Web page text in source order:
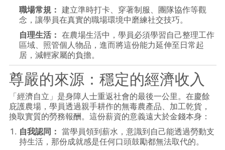
職場常規： 建立準時打卡、穿著制服、團隊協作等觀
念，讓學員在真實的職場環境中磨練社交技巧。
自理生活： 在農場生活中，學員必須學習自己整理工作
區域、照管個人物品，進而將這份能力延伸至日常起
居，減輕家屬的負擔。
尊嚴的來源：穩定的經濟收入
「經濟自立」是身障人士重返社會的最後一公里。在慶餘
庇護農場，學員透過親手耕作的無毒農產品、加工乾貨，
換取實質的勞務報酬。這份薪資的意義遠大於金錢本身：
自我認同： 當學員領到薪水，意識到自己能透過勞動支
持生活，那份成就感是任何口頭鼓勵都無法取代的。